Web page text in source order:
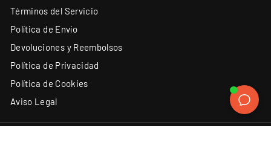
Términos del Servicio
Política de Envío
Devoluciones y Reembolsos
Política de Privacidad
Política de Cookies
Aviso Legal